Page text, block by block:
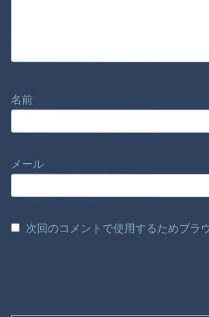
名前
メール
次回のコメントで使用するためブラ